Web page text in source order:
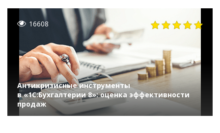
16608
Антикризисные инструменты
в «1С:Бухгалтерии 8»: оценка эффективности
продаж